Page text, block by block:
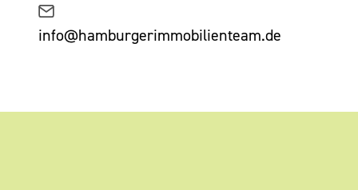
info@hamburgerimmobilienteam.de